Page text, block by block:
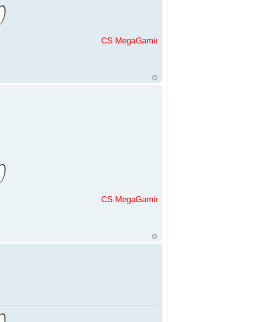
CS MegaGaming във
CS MegaGaming във